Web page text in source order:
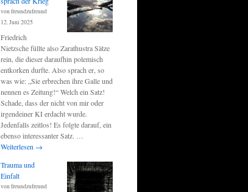
von freundzufreund
12. Juni 2025
Friedrich
Nietzsche füllte also Zarathustra Sätze
rein, die dieser daraufhin polemisch
entkorken durfte. Also sprach er, so
was wie: „Sie erbrechen ihre Galle und
nennen es Zeitung!“ Welch ein Satz!
Schade, dass der nicht von mir oder
irgendeiner KI erdacht wurde.
Jedenfalls zeitlos! Es folgte darauf, ein
ebenso interessanter Satz. …
Weiterlesen →
Trauma und
Einfalt
von freundzufreund